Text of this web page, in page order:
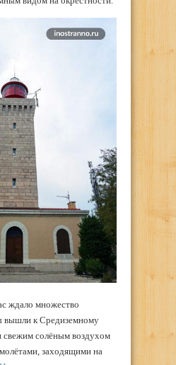
ждало множество
вышли к Средиземному
солёным воздухом
заходящими на